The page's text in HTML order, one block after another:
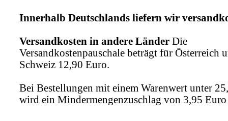
Innerhalb Deutschlands liefern wir
Versandkosten in andere Länder Die
Versandkostenpauschale beträgt für Österreich
Schweiz 12,90 Euro.
Bei Bestellungen mit einem Warenwert unter
wird ein Mindermengenzuschlag von 3,95 Euro